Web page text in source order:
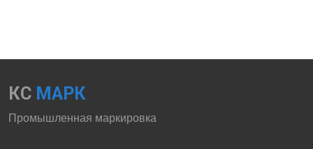
КС МАРК
Промышленная маркировка